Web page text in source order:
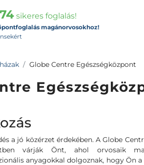
sikeres foglalás!
magánorvosokhoz!
Globe Centre Egészségközpont
a jó közérzet érdekében. A Globe
várják Önt, ahol orvosaik
anyagokkal dolgoznak, hogy Ön